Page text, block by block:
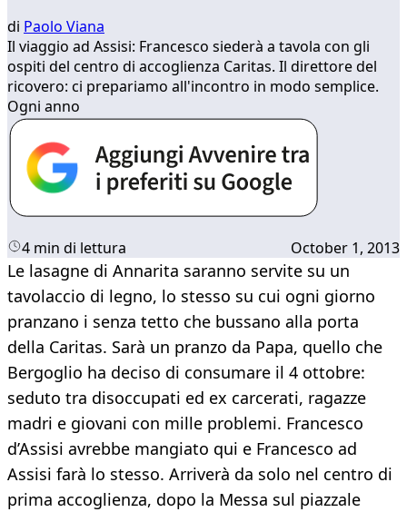
di Paolo Viana
​Il viaggio ad Assisi: Francesco siederà a tavola con gli
ospiti del centro di accoglienza Caritas. Il direttore del
ricovero: ci prepariamo all'incontro in modo semplice.
Ogni anno
4 min di lettura October 1, 2013
Le lasagne di Annarita saranno servite su un
tavolaccio di legno, lo stesso su cui ogni giorno
pranzano i senza tetto che bussano alla porta
della Caritas. Sarà un pranzo da Papa, quello che
Bergoglio ha deciso di consumare il 4 ottobre:
seduto tra disoccupati ed ex carcerati, ragazze
madri e giovani con mille problemi. Francesco
d’Assisi avrebbe mangiato qui e Francesco ad
Assisi farà lo stesso. Arriverà da solo nel centro di
prima accoglienza, dopo la Messa sul piazzale